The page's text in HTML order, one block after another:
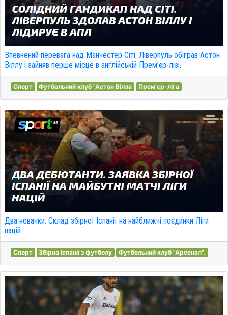
Впевнений перевага над Манчестер Сіті. Ліверпуль обіграв Астон
Віллу і зайняв перше місце в англійській Прем'єр-лізі.
Спорт Футбольний клуб "Астон Вілла Прем'єр-ліга
Два новачки. Склад збірної Іспанії на найближчі поєдинки Ліги
націй.
Спорт Збірна Іспанії з футболу Футбольний клуб "Арсенал".